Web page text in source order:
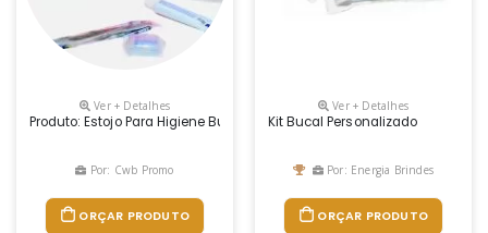
Ver + Detalhes
Produto: Estojo Para Higiene Bucal (kit) Medidas: 20,0cm De
Por: Cwb Promo
ORÇAR PRODUTO
Ver + Detalhes
Kit Bucal Personalizado
Por: Energia Brindes
ORÇAR PRODUTO